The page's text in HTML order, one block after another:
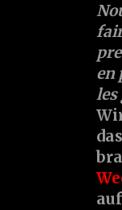
en
les